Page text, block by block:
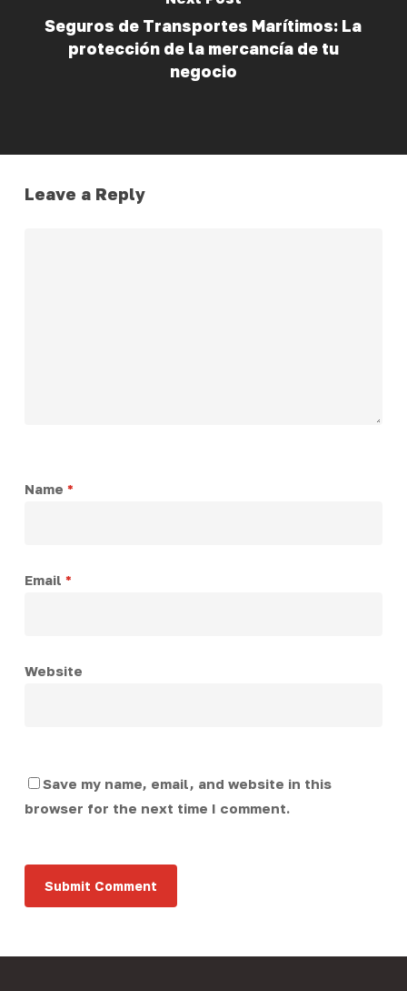
Seguros de Transportes Marítimos: La
protección de la mercancía de tu
negocio
Leave a Reply
Name *
Email *
Website
Save my name, email, and website in this
browser for the next time I comment.